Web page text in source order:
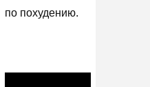
по похудению.